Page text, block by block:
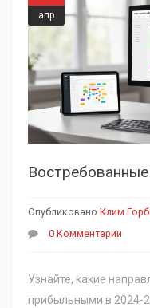
апр
Опубликовано Клим
0 Комментарии
Узнайте, какие
прибыльными в 2024-